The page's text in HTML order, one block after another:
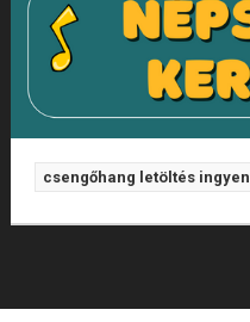
csengőhang letöltés ingyen